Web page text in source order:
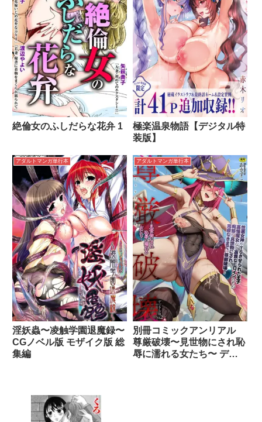
絶倫女のふしだらな花弁 1
極楽温泉物語【デジタル特
装版】
アダルトマンガ単行本
淫妖蟲〜凌触学園退魔録〜
CGノベル版 モザイク版 総
集編
アダルトマンガ単行本
別冊コミックアンリアル
尊厳破壊〜見世物にされ恥
辱に濡れる女たち〜 デジ